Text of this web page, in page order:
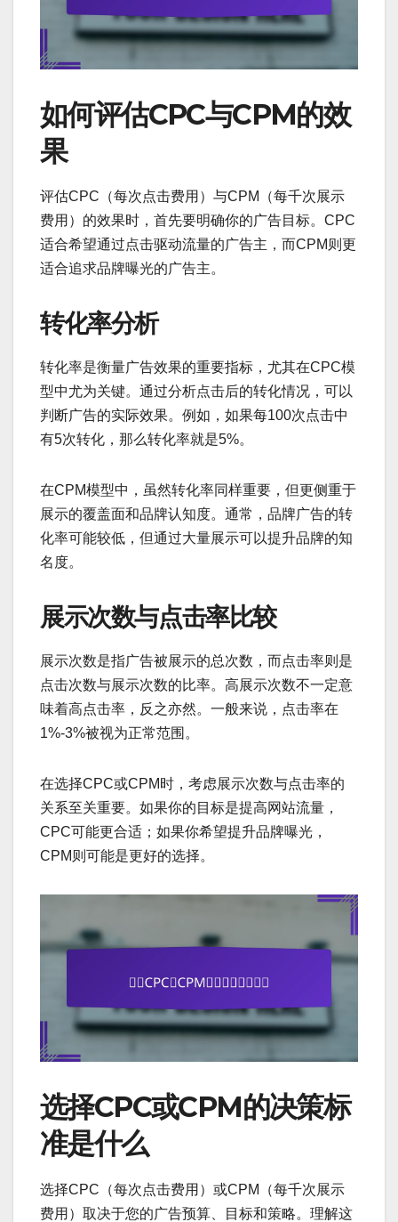
如何评估CPC与CPM的效
果
评估CPC（每次点击费用）与CPM（每千次展示
费用）的效果时，首先要明确你的广告目标。CPC
适合希望通过点击驱动流量的广告主，而CPM则更
适合追求品牌曝光的广告主。
转化率分析
转化率是衡量广告效果的重要指标，尤其在CPC模
型中尤为关键。通过分析点击后的转化情况，可以
判断广告的实际效果。例如，如果每100次点击中
有5次转化，那么转化率就是5%。
在CPM模型中，虽然转化率同样重要，但更侧重于
展示的覆盖面和品牌认知度。通常，品牌广告的转
化率可能较低，但通过大量展示可以提升品牌的知
名度。
展示次数与点击率比较
展示次数是指广告被展示的总次数，而点击率则是
点击次数与展示次数的比率。高展示次数不一定意
味着高点击率，反之亦然。一般来说，点击率在
1%-3%被视为正常范围。
在选择CPC或CPM时，考虑展示次数与点击率的
关系至关重要。如果你的目标是提高网站流量，
CPC可能更合适；如果你希望提升品牌曝光，
CPM则可能是更好的选择。
选择CPC或CPM的决策标
准是什么
选择CPC（每次点击费用）或CPM（每千次展示
费用）取决于您的广告预算、目标和策略。理解这